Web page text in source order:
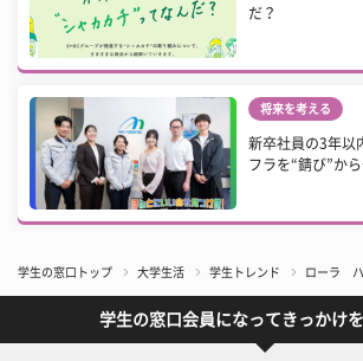
だ？
将来を考える
新卒社員の3年以
フラを“錆び”か
学生の窓口トップ 大学生活 学生トレンド ローラ ハ
学生の窓口会員になってきっかけ